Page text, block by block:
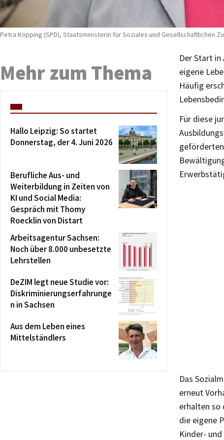
Petra Köpping (SPD), Staatsministerin für Soziales und Gesellschaftlichen
Der Start
eigene
Häufig
Für diese
Das
erneut
erhalten so
die eigene
Kinder-
Mehr zum Thema
Hallo Leipzig: So startet
Donnerstag, der 4. Juni 2026
Berufliche Aus- und
Weiterbildung in Zeiten von
KI und Social Media:
Gespräch mit Thomy
Roecklin von Distart
Arbeitsagentur Sachsen:
Noch über 8.000 unbesetzte
Lehrstellen
DeZIM legt neue Studie vor:
Diskriminierungserfahrunge
n in Sachsen
Aus dem Leben eines
Mittelständlers